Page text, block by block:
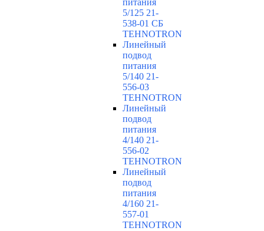
питания
5/125 21-
538-01 СБ
TEHNOTRON
Линейный
подвод
питания
5/140 21-
556-03
TEHNOTRON
Линейный
подвод
питания
4/140 21-
556-02
TEHNOTRON
Линейный
подвод
питания
4/160 21-
557-01
TEHNOTRON